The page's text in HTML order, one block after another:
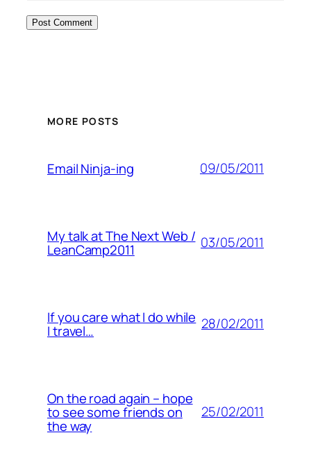
MORE POSTS
Email Ninja-ing 09/05/2011
My talk at The Next Web /
LeanCamp2011 03/05/2011
If you care what I do while
I travel… 28/02/2011
On the road again – hope
to see some friends on
the way
25/02/2011